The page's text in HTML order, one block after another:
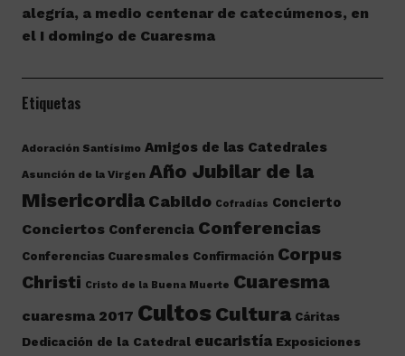
alegría, a medio centenar de catecúmenos, en
el I domingo de Cuaresma
Etiquetas
Adoración Santísimo Amigos de las Catedrales
Asunción de la Virgen Año Jubilar de la
Misericordia Cabildo Cofradías Concierto
Conciertos Conferencia Conferencias
Conferencias Cuaresmales Confirmación Corpus
Christi Cristo de la Buena Muerte Cuaresma
cuaresma 2017 Cultos Cultura Cáritas
Dedicación de la Catedral eucaristía Exposiciones